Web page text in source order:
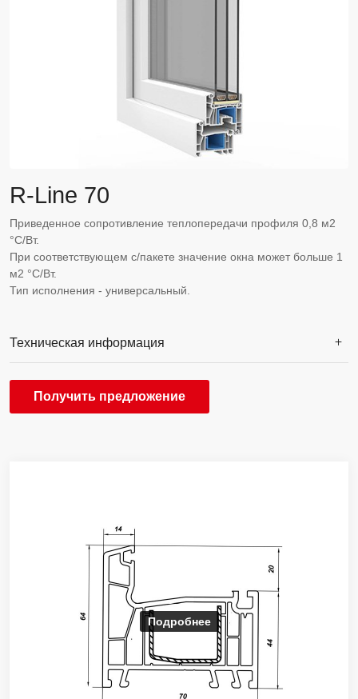
R-Line 70
Приведенное сопротивление теплопередачи профиля 0,8 м2
°С/Вт.
При соответствующем с/пакете значение окна может больше 1
м2 °С/Вт.
Тип исполнения - универсальный.
Техническая информация
Получить предложение
Подробнее